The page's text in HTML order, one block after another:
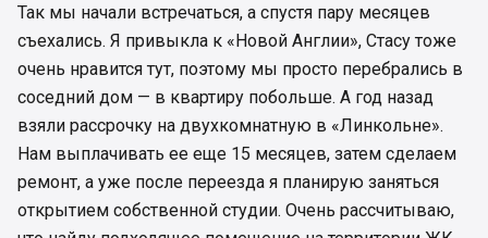
Так мы начали встречаться, а спустя пару месяцев
съехались. Я привыкла к «Новой Англии», Стасу тоже
очень нравится тут, поэтому мы просто перебрались в
соседний дом — в квартиру побольше. А год назад
взяли рассрочку на двухкомнатную в «Линкольне».
Нам выплачивать ее еще 15 месяцев, затем сделаем
ремонт, а уже после переезда я планирую заняться
открытием собственной студии. Очень рассчитываю,